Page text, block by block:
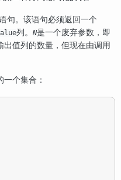
句。该语句必须返回一个
列。 N是一个废弃参数，即
值列的数量，但现在由调用
个集合：